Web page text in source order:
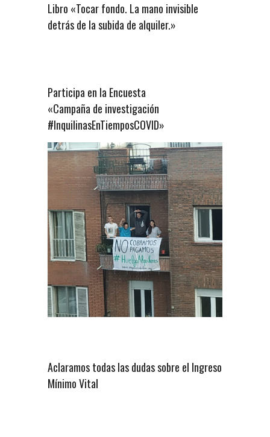
Libro «Tocar fondo. La mano invisible
detrás de la subida de alquiler.»
Participa en la Encuesta
«Campaña de investigación
#InquilinasEnTiemposCOVID»
Aclaramos todas las dudas sobre el Ingreso
Mínimo Vital